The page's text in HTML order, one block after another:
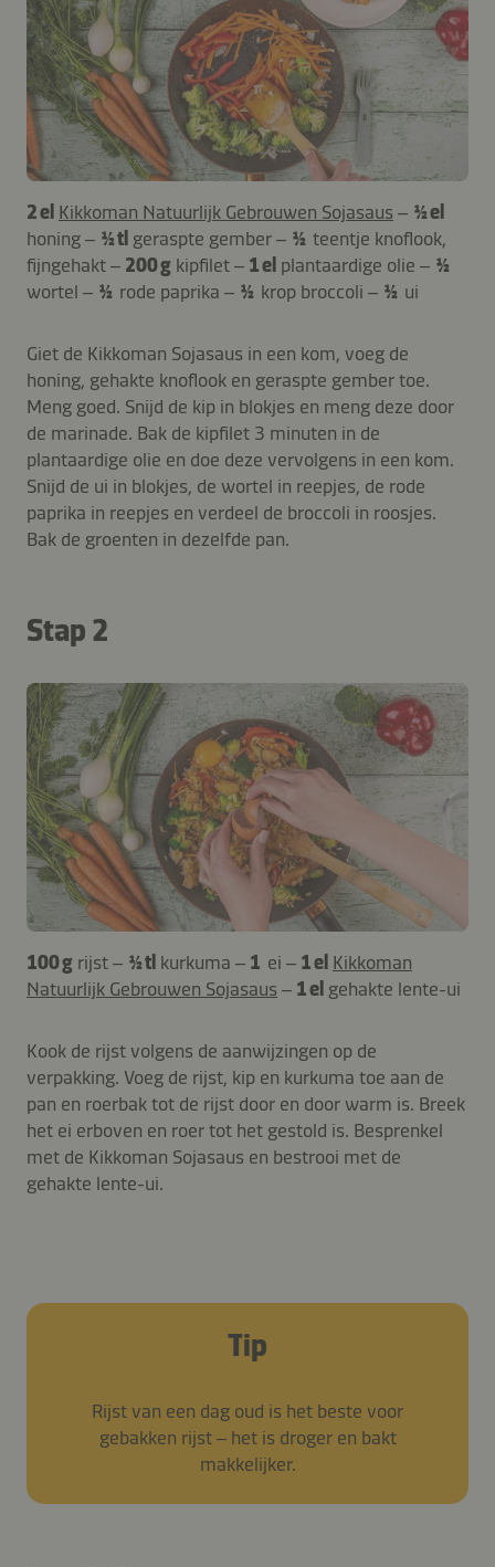
2 el Kikkoman Natuurlijk Gebrouwen Sojasaus – ½ el
honing – ½ tlgeraspte gember – ½ teentje knoflook,
fijngehakt – 200 g kipfilet – 1 el plantaardige olie – ½
wortel – ½ rode paprika – ½ krop broccoli – ½ ui
Giet de Kikkoman Sojasaus in een kom, voeg de
honing, gehakte knoflook en geraspte gember toe.
Meng goed. Snijd de kip in blokjes en meng deze door
de marinade. Bak de kipfilet 3 minuten in de
plantaardige olie en doe deze vervolgens in een kom.
Snijd de ui in blokjes, de wortel in reepjes, de rode
paprika in reepjes en verdeel de broccoli in roosjes.
Bak de groenten in dezelfde pan.
Stap 2
100 g rijst – ½ tl kurkuma – 1 ei – 1 el Kikkoman
Natuurlijk Gebrouwen Sojasaus – 1 el gehakte lente-ui
Kook de rijst volgens de aanwijzingen op de
verpakking. Voeg de rijst, kip en kurkuma toe aan de
pan en roerbak tot de rijst door en door warm is. Breek
het ei erboven en roer tot het gestold is. Besprenkel
met de Kikkoman Sojasaus en bestrooi met de
gehakte lente-ui.
Tip
Rijst van een dag oud is het beste voor
gebakken rijst – het is droger en bakt
makkelijker.